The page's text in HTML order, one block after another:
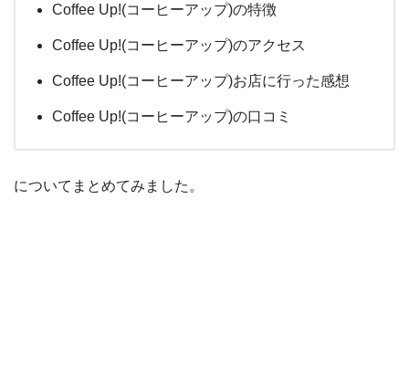
Coffee Up!(コーヒーアップ)の特徴
Coffee Up!(コーヒーアップ)のアクセス
Coffee Up!(コーヒーアップ)お店に行った感想
Coffee Up!(コーヒーアップ)の口コミ
についてまとめてみました。